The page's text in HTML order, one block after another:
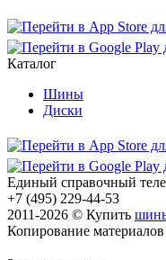
Каталог
Шины
Диски
Единый справочный
+7 (495) 229-44-53
2011-2026 © Купить
Копирование